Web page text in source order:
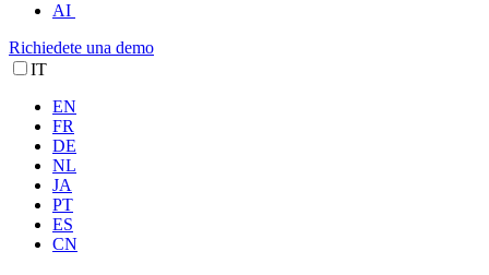
AI
Richiedete una demo
IT
EN
FR
DE
NL
JA
PT
ES
CN